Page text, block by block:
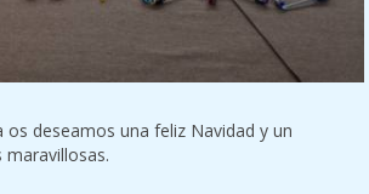
deseamos una feliz Navidad y un